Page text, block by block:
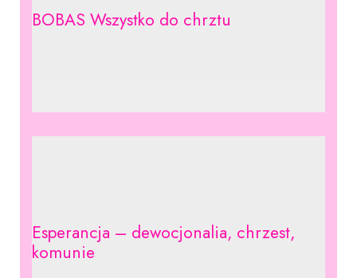
BOBAS Wszystko do chrztu
Esperancja – dewocjonalia, chrzest,
komunie